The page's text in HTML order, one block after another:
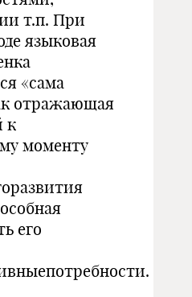
т.п. При
языковая
«сама
отражающая
к
моменту
его